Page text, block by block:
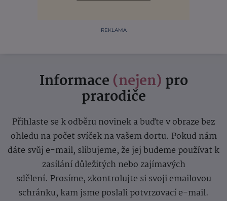
REKLAMA
Informace (nejen) pro
prarodiče
Přihlaste se k odběru novinek a buďte v obraze bez
ohledu na počet svíček na vašem dortu. Pokud nám
dáte svůj e-mail, slibujeme, že jej budeme používat k
zasílání důležitých nebo zajímavých
sdělení. Prosíme, zkontrolujte si svoji emailovou
schránku, kam jsme poslali potvrzovací e-mail.